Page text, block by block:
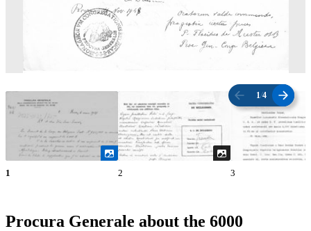
1 /4
1 2 3
Procura Generale about the 6000